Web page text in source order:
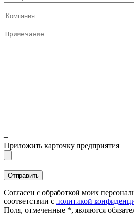
+
–
Приложить карточку предприятия
Согласен с обработкой моих
соответствии с политикой
Поля, отмеченные *, являются